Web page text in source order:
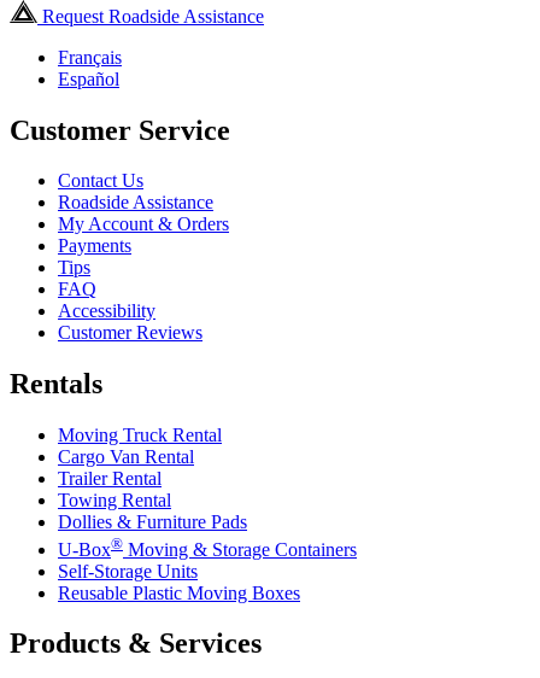
Request Roadside Assistance
Français
Español
Customer Service
Contact Us
Roadside Assistance
My Account & Orders
Payments
Tips
FAQ
Accessibility
Customer Reviews
Rentals
Moving Truck Rental
Cargo Van Rental
Trailer Rental
Towing Rental
Dollies & Furniture Pads
U-Box® Moving & Storage Containers
Self-Storage Units
Reusable Plastic Moving Boxes
Products & Services